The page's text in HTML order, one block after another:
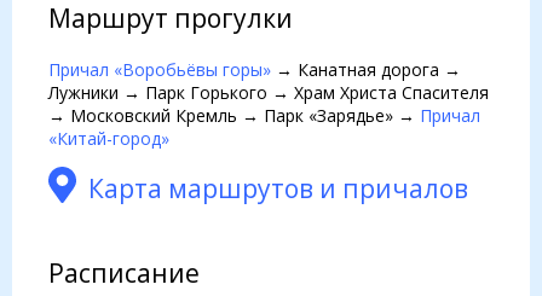
Маршрут прогулки
Причал «Воробьёвы горы» → Канатная дорога →
Лужники → Парк Горького → Храм Христа Спасителя
→ Московский Кремль → Парк «Зарядье» → Причал
«Китай-город»
Карта маршрутов и причалов
Расписание